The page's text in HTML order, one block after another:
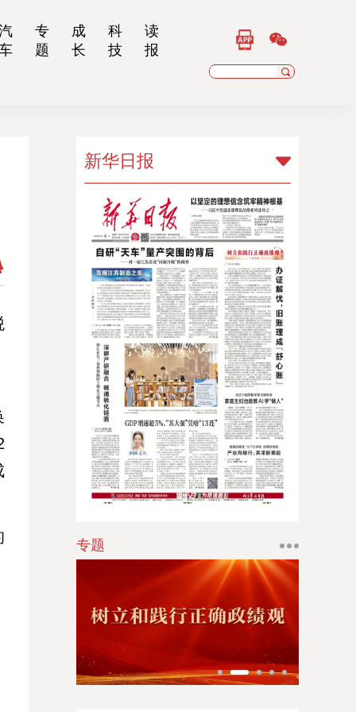
专
题
成
长
科
技
读
报
新华日报
新华日报
扬子晚报
乡村干部报
南京晨报
江苏经济报
江苏法治报
江南时报
新苏商
扬子体育报
银潮
华人时刊
专题